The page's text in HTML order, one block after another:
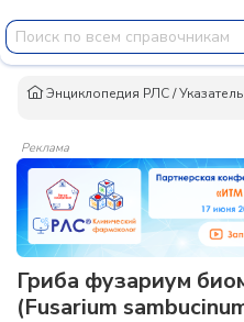
Энциклопедия РЛС/
Реклама
Гриба фузариум
(Fusarium